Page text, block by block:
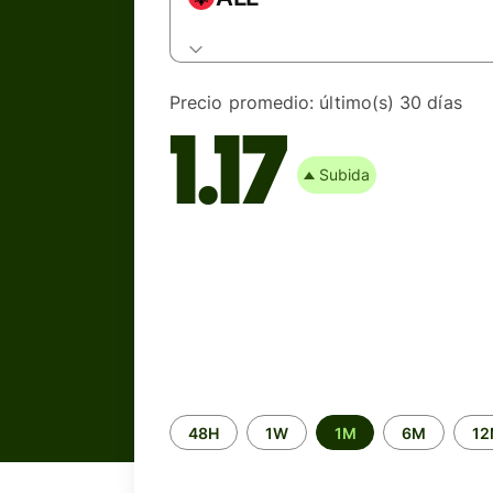
Precio promedio: último(s) 30 días
1.17 Subida
Time
period
48H 1W 1M 6M